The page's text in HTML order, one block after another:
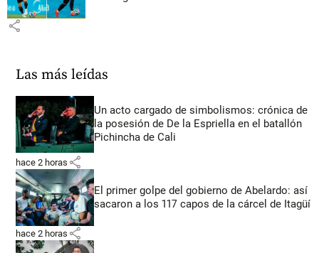
share
Las más leídas
Un acto cargado de simbolismos: crónica de
la posesión de De la Espriella en el batallón
Pichincha de Cali
hace 2 horas share
El primer golpe del gobierno de Abelardo: así
sacaron a los 117 capos de la cárcel de Itagüí
hace 2 horas share